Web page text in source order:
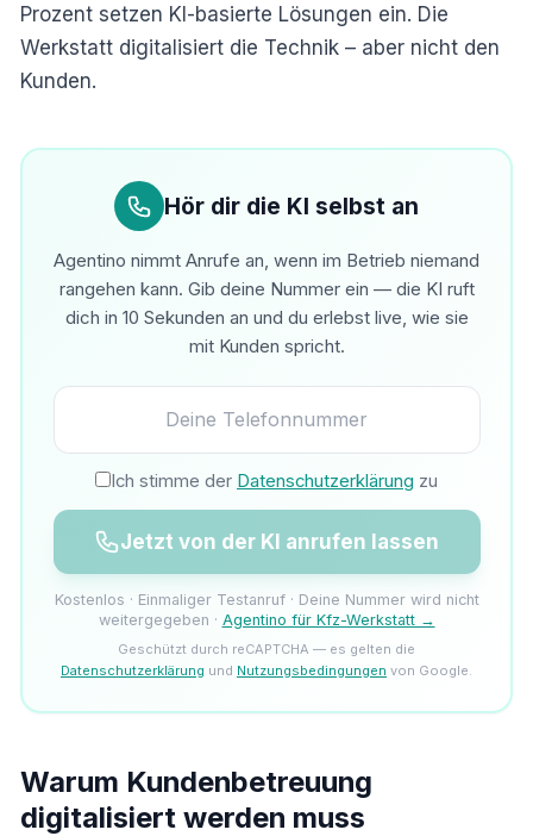
Prozent setzen KI-basierte Lösungen ein. Die
Werkstatt digitalisiert die Technik – aber nicht den
Kunden.
Hör dir die KI selbst an
Agentino nimmt Anrufe an, wenn im Betrieb niemand
rangehen kann. Gib deine Nummer ein — die KI ruft
dich in 10 Sekunden an und du erlebst live, wie sie
mit Kunden spricht.
Ich stimme der Datenschutzerklärung zu
Jetzt von der KI anrufen lassen
Kostenlos · Einmaliger Testanruf · Deine Nummer wird nicht
weitergegeben · Agentino für Kfz-Werkstatt →
Geschützt durch reCAPTCHA — es gelten die
Datenschutzerklärung und Nutzungsbedingungen von Google.
Warum Kundenbetreuung
digitalisiert werden muss